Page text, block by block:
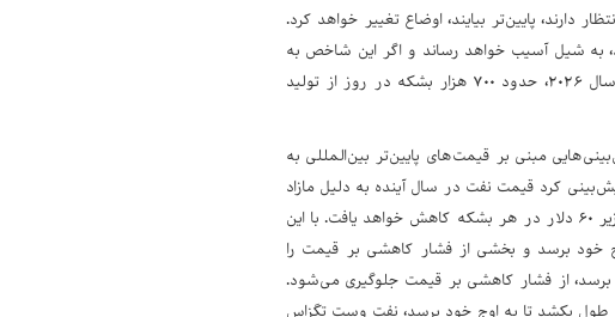
دارند، پایین‌تر بیایند، اوضاع تغییر خواهد کرد.
اینترمدیت از ۶۱ دلار فعلی پایین‌تر بیاید، به شیل آسیب خواهد رساند و اگر این شاخص به
۵۰ دلار در هر بشکه کاهش یابد و برای مدت طولانی در این سطح باقی بماند، تا پایان سال ۲۰۲۶، حدود ۷۰۰ هزار بشکه در روز از تولید
مبنی بر قیمت‌های پایین‌تر بین‌المللی به
کرد قیمت نفت در سال آینده به دلیل مازاد
عرضه که عمدتا از سوی تولیدکنندگان غیراوپک و در راس آنها، آمریکا هدایت می‌شود، به زیر ۶۰ دلار در هر بشکه کاهش خواهد یافت. با این
خود برسد و بخشی از فشار کاهشی بر قیمت را
به ۵۰ دلار، تولید به اوج خود برسد، از فشار کاهشی بر قیمت جلوگیری می‌شود.
طول بکشد تا به اوج خود برسد، نفت وست تگزاس